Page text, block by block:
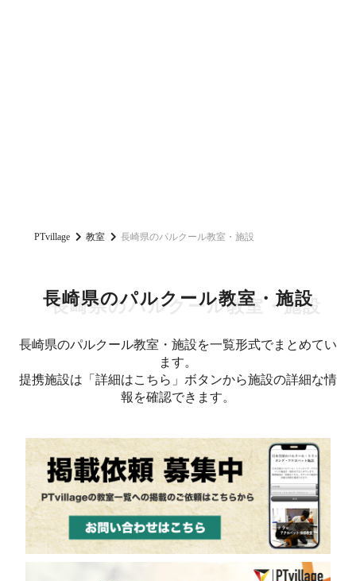
PTvillage 教室 長崎県のパルクール教室・施設
長崎県のパルクール教室・施設
長崎県のパルクール教室・施設を一覧形式でまとめてい
ます。
提携施設は「詳細はこちら」ボタンから施設の詳細な情
報を確認できます。